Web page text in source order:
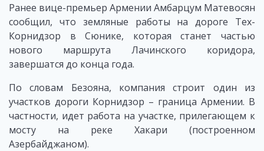
Ранее вице-премьер Армении Амбарцум Матевосян
сообщил, что земляные работы на дороге Тех-
Корнидзор в Сюнике, которая станет частью
нового маршрута Лачинского коридора,
завершатся до конца года.
По словам Безояна, компания строит один из
участков дороги Корнидзор – граница Армении. В
частности, идет работа на участке, прилегающем к
мосту на реке Хакари (построенном
Азербайджаном).